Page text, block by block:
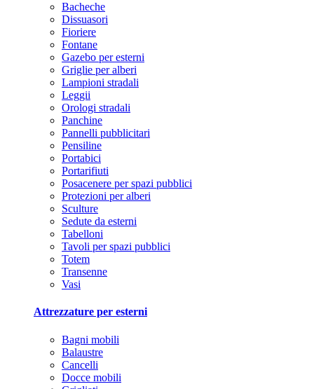
Bacheche
Dissuasori
Fioriere
Fontane
Gazebo per esterni
Griglie per alberi
Lampioni stradali
Leggii
Orologi stradali
Panchine
Pannelli pubblicitari
Pensiline
Portabici
Portarifiuti
Posacenere per spazi pubblici
Protezioni per alberi
Sculture
Sedute da esterni
Tabelloni
Tavoli per spazi pubblici
Totem
Transenne
Vasi
Attrezzature per esterni
Bagni mobili
Balaustre
Cancelli
Docce mobili